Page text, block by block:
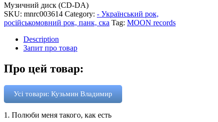
Музичний диск (CD-DA)
SKU: mnrc003614 Category: - Український рок,
російськомовний рок, панк, ска Tag: MOON records
Description
Запит про товар
Про цей товар:
Усі товари: Кузьмин Владимир
1. Полюби меня такого, как есть